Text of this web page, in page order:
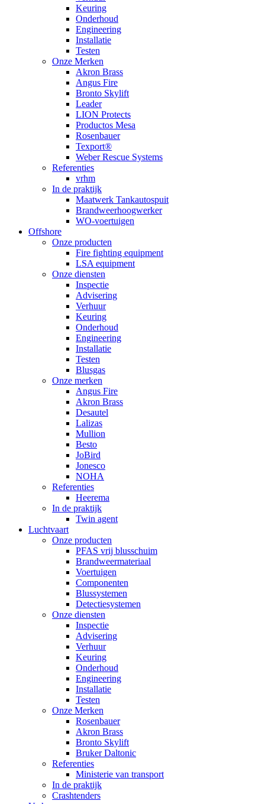
Keuring
Onderhoud
Engineering
Installatie
Testen
Onze Merken
Akron Brass
Angus Fire
Bronto Skylift
Leader
LION Protects
Productos Mesa
Rosenbauer
Texport®
Weber Rescue Systems
Referenties
vrhm
In de praktijk
Maatwerk Tankautospuit
Brandweerhoogwerker
WO-voertuigen
Offshore
Onze producten
Fire fighting equipment
LSA equipment
Onze diensten
Inspectie
Advisering
Verhuur
Keuring
Onderhoud
Engineering
Installatie
Testen
Blusgas
Onze merken
Angus Fire
Akron Brass
Desautel
Lalizas
Mullion
Besto
JoBird
Jonesco
NOHA
Referenties
Heerema
In de praktijk
Twin agent
Luchtvaart
Onze producten
PFAS vrij blusschuim
Brandweermateriaal
Voertuigen
Componenten
Blussystemen
Detectiesystemen
Onze diensten
Inspectie
Advisering
Verhuur
Keuring
Onderhoud
Engineering
Installatie
Testen
Onze Merken
Rosenbauer
Akron Brass
Bronto Skylift
Bruker Daltonic
Referenties
Ministerie van transport
In de praktijk
Crashtenders